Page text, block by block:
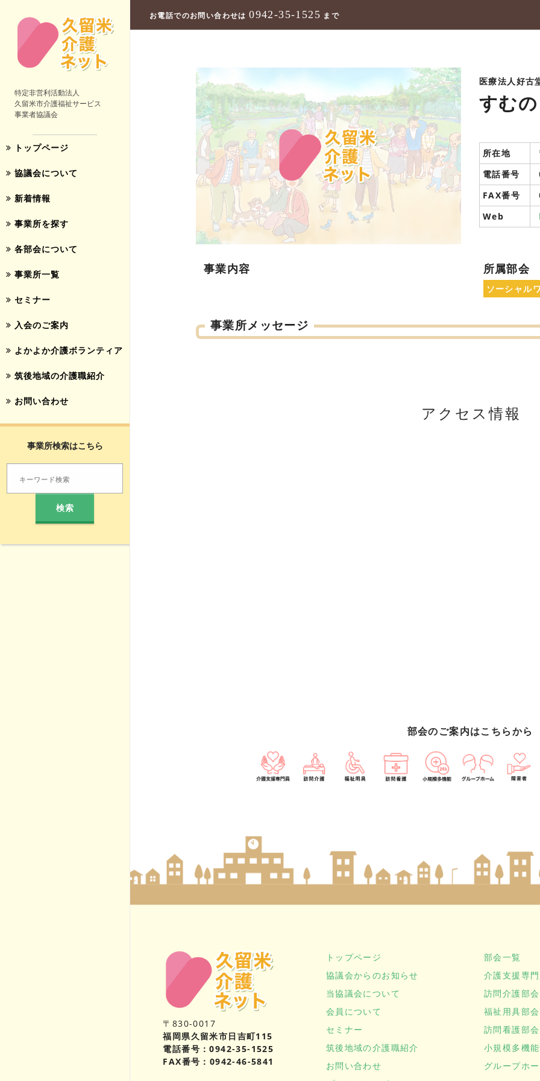
特定非営利活動法人
久留米市介護福祉サービス
事業者協議会
トップページ
協議会について
新着情報
事業所を探す
各部会について
事業所一覧
セミナー
入会のご案内
よかよか介護ボランティア
筑後地域の介護職紹介
お問い合わせ
事業所検索はこちら
お電話でのお問い合わせは0942-35-1525 まで
医療法人好古
すむ
所在地
電話番号
FAX番号
Web
事業内容 所属部会
ソーシャル
事業所メッセージ
アクセス情報
部会のご案内はこちらから
〒830-0017
福岡県久留米市日吉町115
電話番号：0942-35-1525
FAX番号：0942-46-5841
トップページ
協議会からのお知らせ
当協議会について
会員について
セミナー
筑後地域の介護職紹介
お問い合わせ
部会一覧
介護支援専
訪問介護部会
福祉用具部会
訪問看護部会
小規模多機
グループホ